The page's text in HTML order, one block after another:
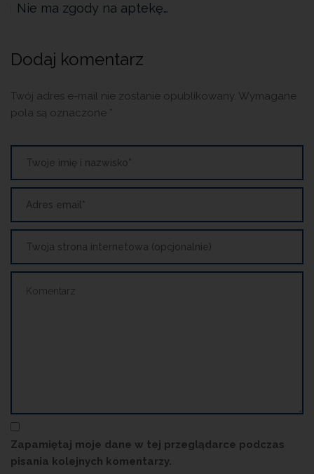
Nie ma zgody na aptekę…
Dodaj komentarz
Twój adres e-mail nie zostanie opublikowany. Wymagane
pola są oznaczone *
Zapamiętaj moje dane w tej przeglądarce podczas
pisania kolejnych komentarzy.